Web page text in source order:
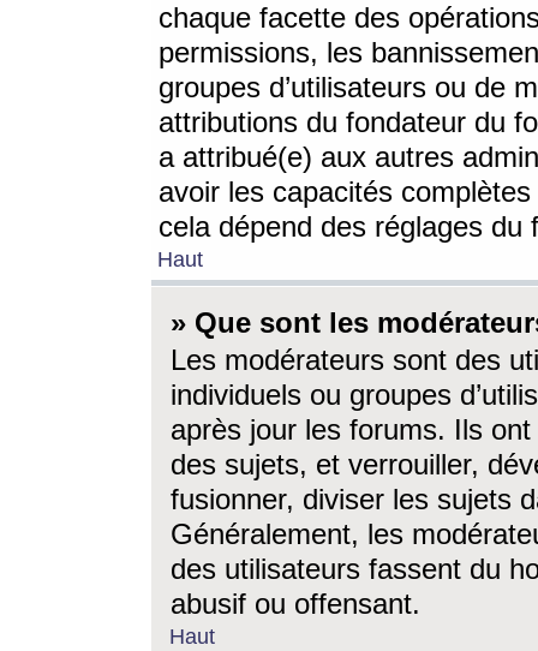
chaque facette des
permissions, les
groupes d’utilisateurs ou de
attributions du fondateur du
a attribué(e) aux autres
avoir les capacités
cela dépend des réglages du
Haut
» Que sont les
Les modérateurs sont des
individuels ou groupes
après jour les forums. Ils ont
des sujets, et verrouiller,
fusionner, diviser les sujets
Généralement, les
des utilisateurs fassent du
abusif ou offensant.
Haut